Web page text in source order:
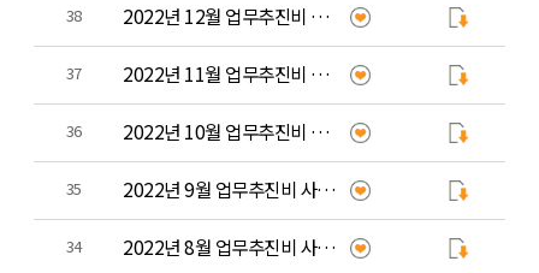
38 2022년 12월 업무추진비 사용 내역
37 2022년 11월 업무추진비 사용 내역
36 2022년 10월 업무추진비 사용 내역
35 2022년 9월 업무추진비 사용 내역
34 2022년 8월 업무추진비 사용 내역